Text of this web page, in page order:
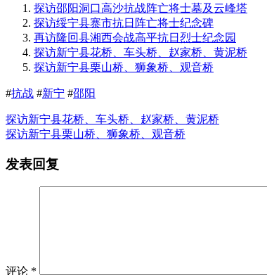
探访邵阳洞口高沙抗战阵亡将士墓及云峰塔
探访绥宁县寨市抗日阵亡将士纪念碑
再访隆回县湘西会战高平抗日烈士纪念园
探访新宁县花桥、车头桥、赵家桥、黄泥桥
探访新宁县栗山桥、狮象桥、观音桥
#抗战 #新宁 #邵阳
探访新宁县花桥、车头桥、赵家桥、黄泥桥
探访新宁县栗山桥、狮象桥、观音桥
发表回复
评论 *